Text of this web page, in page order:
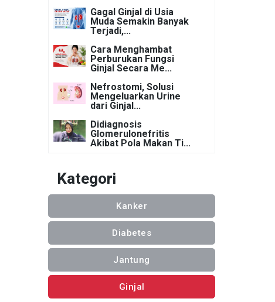
Gagal Ginjal di Usia
Muda Semakin Banyak
Terjadi,...
Cara Menghambat
Perburukan Fungsi
Ginjal Secara Me...
Nefrostomi, Solusi
Mengeluarkan Urine
dari Ginjal...
Didiagnosis
Glomerulonefritis
Akibat Pola Makan Ti...
Kategori
Kanker
Diabetes
Jantung
Ginjal